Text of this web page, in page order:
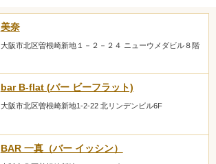
美奈
大阪市北区曽根崎新地１－２－２４ ニューウメダビル８階
bar B-flat (バー ビーフラット)
大阪市北区曽根崎新地1-2-22 北リンデンビル6F
BAR 一真（バー イッシン）